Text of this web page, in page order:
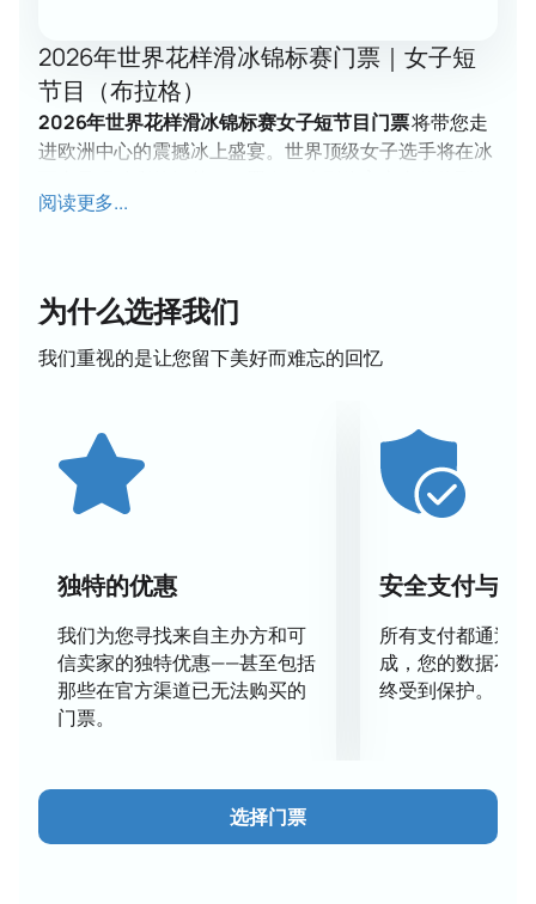
2026年世界花样滑冰锦标赛门票｜女子短
节目（布拉格）
2026年世界花样滑冰锦标赛女子短节目门票将带您走
进欧洲中心的震撼冰上盛宴。世界顶级女子选手将在冰
围中。期待绚丽的情感、花样滑冰的艺术之美，以及每
锦标赛将在布拉格的 O2 Arena 举行，地址：
Českomoravská 2345/17a。该现代化场馆非常适合大
型冰上表演和花样滑冰赛事。
高超技艺、复杂动作与原创节目。激烈的竞争必将点燃
全场，为观众留下难忘回忆。
O2 Arena — 观众体验
台区域都拥有良好的视野，场馆配备先进设备，座位图
清晰便捷。宽敞的冰面让运动员充分展现实力。
冰上表演节目
演出时长充足，让观众尽情欣赏每一个瞬间。在这场紧
凑而精彩的短节目中，您将看到：
世界顶级花样滑冰选手的精彩表演；
为进入决赛而展开的激烈角逐。
观众将沉浸在真正的冰上体育盛典氛围之中。
阅读更多...
为什么选择我们
我们重视的是让您留下美好而难忘的回忆
独特的优惠
我们为您寻找来自主办方和可
信卖家的独特优惠——甚至包括
那些在官方渠道已无法购买的
门票。
安全支付与数
所有支付都通过
成，您的数据不
终受到保护。
选择门票